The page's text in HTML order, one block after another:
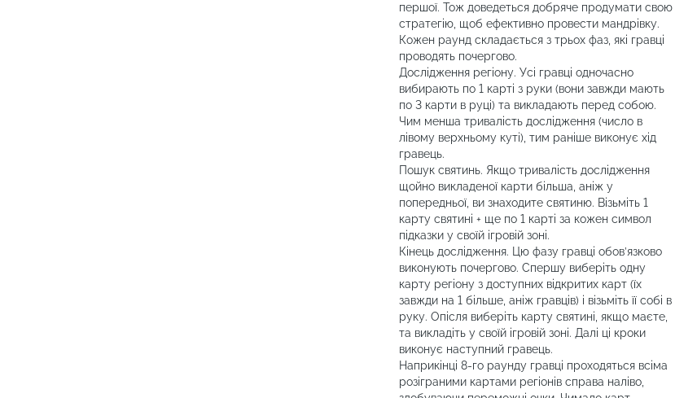
першої. Тож доведеться добряче продумати свою
стратегію, щоб ефективно провести мандрівку.
Кожен раунд складається з трьох фаз, які гравці
проводять почергово.
Дослідження регіону. Усі гравці одночасно
вибирають по 1 карті з руки (вони завжди мають
по 3 карти в руці) та викладають перед собою.
Чим менша тривалість дослідження (число в
лівому верхньому куті), тим раніше виконує хід
гравець.
Пошук святинь. Якщо тривалість дослідження
щойно викладеної карти більша, аніж у
попередньої, ви знаходите святиню. Візьміть 1
карту святині + ще по 1 карті за кожен символ
підказки у своїй ігровій зоні.
Кінець дослідження. Цю фазу гравці обов’язково
виконують почергово. Спершу виберіть одну
карту регіону з доступних відкритих карт (їх
завжди на 1 більше, аніж гравців) і візьміть її собі в
руку. Опісля виберіть карту святині, якщо маєте,
та викладіть у своїй ігровій зоні. Далі ці кроки
виконує наступний гравець.
Наприкінці 8-го раунду гравці проходяться всіма
розіграними картами регіонів справа наліво,